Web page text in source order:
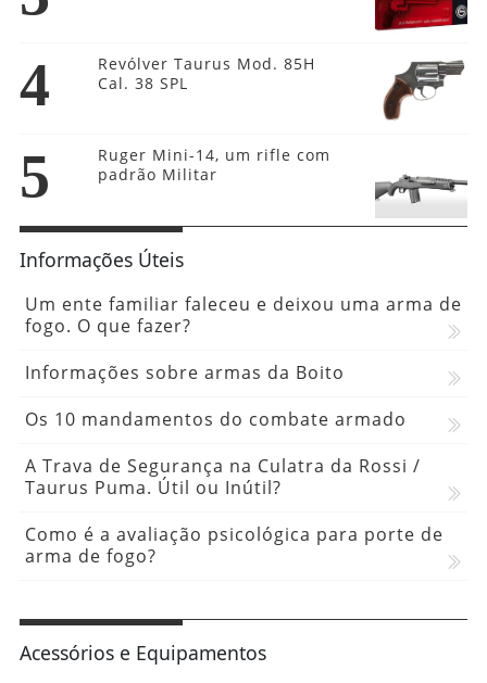
4
Revólver Taurus Mod. 85H
Cal. 38 SPL
5
Ruger Mini-14, um rifle com
padrão Militar
Informações Úteis
Um ente familiar faleceu e deixou uma arma de
fogo. O que fazer?
Informações sobre armas da Boito
Os 10 mandamentos do combate armado
A Trava de Segurança na Culatra da Rossi /
Taurus Puma. Útil ou Inútil?
Como é a avaliação psicológica para porte de
arma de fogo?
Acessórios e Equipamentos